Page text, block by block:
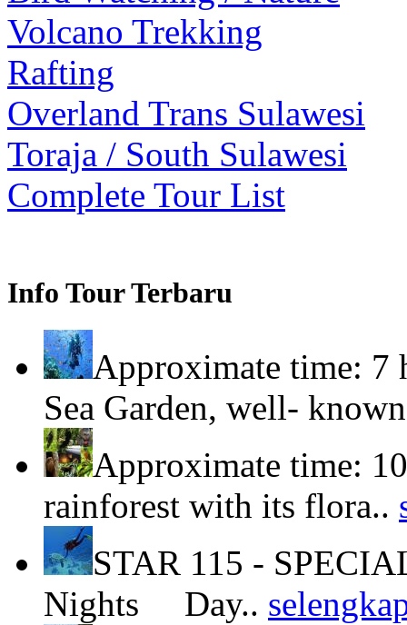
Volcano Trekking
Rafting
Overland Trans Sulawesi
Toraja / South Sulawesi
Complete Tour List
Info Tour Terbaru
Approximate time: 7
Sea Garden, well-
Approximate time:
rainforest with its flora..
STAR 115 -
Nights Day..